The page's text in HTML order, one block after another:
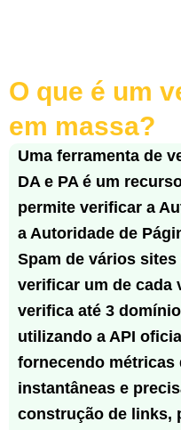
O que é um
em massa?
Uma ferramenta de
DA e PA é um
permite verificar a
a Autoridade de
Spam de vários
verificar um de cada
verifica até 3
utilizando a API
fornecendo métricas
instantâneas e
construção de links,